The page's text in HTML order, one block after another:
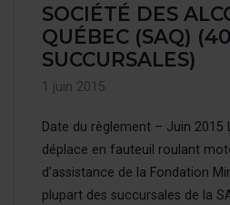
SOCIÉTÉ DES
QUÉBEC (SAQ)
SUCCURSALES)
1 juin 2015
Date du règlement – Juin 2015
déplace en fauteuil roulant
d’assistance de la Fondation
plupart des succursales de la